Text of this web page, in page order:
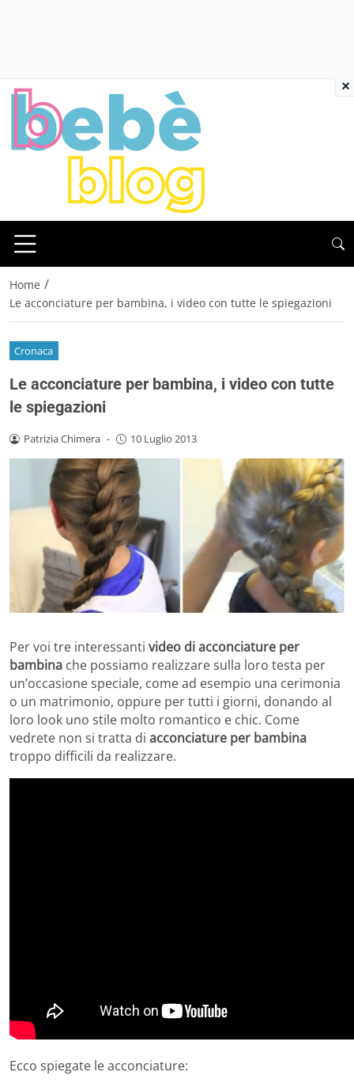
Home /
Le acconciature per bambina, i video con tutte le spiegazioni
Cronaca
Le acconciature per bambina, i video con tutte
le spiegazioni
Patrizia Chimera - 10 Luglio 2013
Per voi tre interessanti video di acconciature per
bambina che possiamo realizzare sulla loro testa per
un’occasione speciale, come ad esempio una cerimonia
o un matrimonio, oppure per tutti i giorni, donando al
loro look uno stile molto romantico e chic. Come
vedrete non si tratta di acconciature per bambina
troppo difficili da realizzare.
Ecco spiegate le acconciature:
×